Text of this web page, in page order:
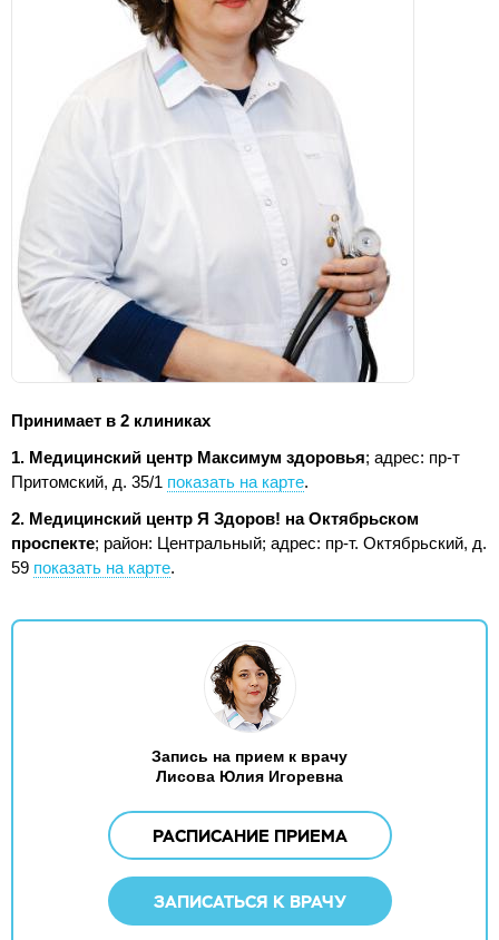
Принимает в 2 клиниках
1. Медицинский центр Максимум здоровья; адрес: пр-т
Притомский, д. 35/1 показать на карте.
2. Медицинский центр Я Здоров! на Октябрьском
проспекте; район: Центральный; адрес: пр-т. Октябрьский, д.
59 показать на карте.
Запись на прием к врачу
Лисова Юлия Игоревна
РАСПИСАНИЕ ПРИЕМА
ЗАПИСАТЬСЯ К ВРАЧУ